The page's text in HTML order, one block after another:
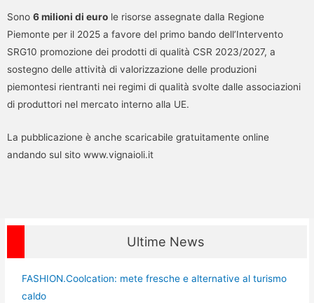
Sono 6 milioni di euro le risorse assegnate dalla Regione
Piemonte per il 2025 a favore del primo bando dell’Intervento
SRG10 promozione dei prodotti di qualità CSR 2023/2027, a
sostegno delle attività di valorizzazione delle produzioni
piemontesi rientranti nei regimi di qualità svolte dalle associazioni
di produttori nel mercato interno alla UE.
La pubblicazione è anche scaricabile gratuitamente online
andando sul sito www.vignaioli.it
Ultime News
FASHION.Coolcation: mete fresche e alternative al turismo
caldo